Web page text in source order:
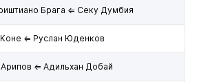
Брага ⇐ Секу Думбия
⇐ Руслан Юденков
⇐ Адильхан Добай